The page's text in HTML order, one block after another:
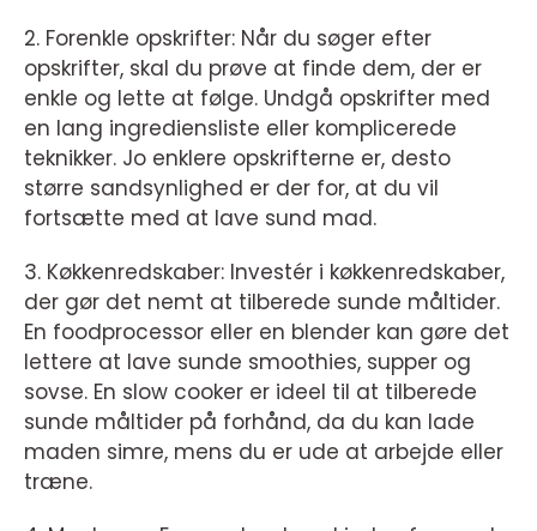
2. Forenkle opskrifter: Når du søger efter
opskrifter, skal du prøve at finde dem, der er
enkle og lette at følge. Undgå opskrifter med
en lang ingrediensliste eller komplicerede
teknikker. Jo enklere opskrifterne er, desto
større sandsynlighed er der for, at du vil
fortsætte med at lave sund mad.
3. Køkkenredskaber: Investér i køkkenredskaber,
der gør det nemt at tilberede sunde måltider.
En foodprocessor eller en blender kan gøre det
lettere at lave sunde smoothies, supper og
sovse. En slow cooker er ideel til at tilberede
sunde måltider på forhånd, da du kan lade
maden simre, mens du er ude at arbejde eller
træne.